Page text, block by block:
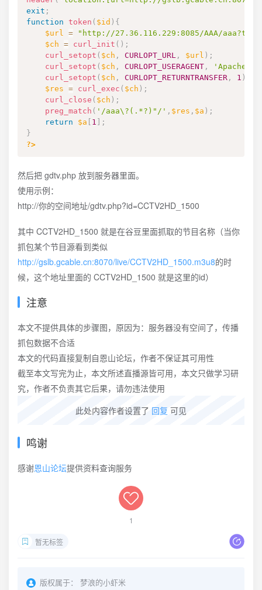
exit ;
function token ( $id ) {
$url =
"http://27.36.116.229:8085/AAA/
$ch = curl_init ( ) ;
curl_setopt ( $ch , CURLOPT_URL , $url ) ;
curl_setopt ( $ch , CURLOPT_USERAGENT ,
'Apache-
curl_setopt ( $ch , CURLOPT_RETURNTRANSFER , 1 )
$res = curl_exec ( $ch ) ;
curl_close ( $ch ) ;
preg_match ( '/aaa\?(.*?)"/' , $res , $a ) ;
return
$a 1
;
}
?>
然后把 gdtv.php 放到服务器里面。
使用示例：
http://你的空间地址/gdtv.php?id=CCTV2HD_1500
其中 CCTV2HD_1500 就是在谷豆里面抓取的节目名称（当你
抓包某个节目源看到类似
http://gslb.gcable.cn:8070/live/CCTV2HD_1500.m3u8的时
候，这个地址里面的 CCTV2HD_1500 就是这里的id）
注意
本文不提供具体的步骤图，原因为：服务器没有空间了，传播
抓包数据不合适
本文的代码直接复制自恩山论坛，作者不保证其可用性
截至本文写完为止，本文所述直播源皆可用，本文只做学习研
究，作者不负责其它后果，请勿违法使用
此处内容作者设置了 回复 可见
鸣谢
感谢恩山论坛提供资料查询服务
1
暂无标签
版权属于： 梦浪的小虾米